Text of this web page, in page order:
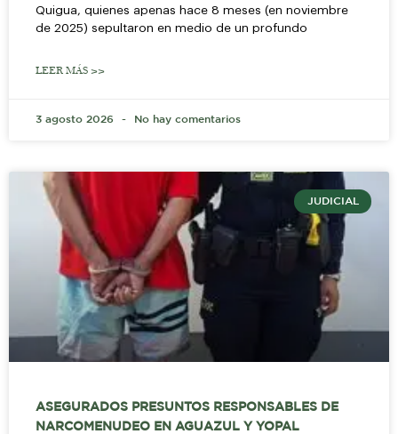
Quigua, quienes apenas hace 8 meses (en noviembre
de 2025) sepultaron en medio de un profundo
LEER MÁS >>
3 agosto 2026 No hay comentarios
JUDICIAL
ASEGURADOS PRESUNTOS RESPONSABLES DE
NARCOMENUDEO EN AGUAZUL Y YOPAL